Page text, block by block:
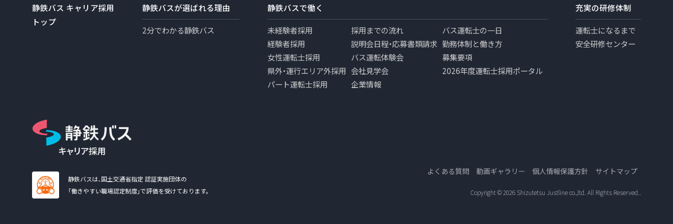
静鉄バス キャリア採用
トップ
静鉄バスが選ばれる理由
2分でわかる静鉄バス
静鉄バスで働く
未経験者採用
経験者採用
女性運転士採用
県外・運行エリア外採用
パート運転士採用
採用までの流れ
説明会日程・応募書類請求
バス運転体験会
会社見学会
企業情報
バス運転士の一日
勤務体制と働き方
募集要項
2026年度運転士採用ポータル
充実の研修体制
運転士になるまで
安全研修センター
静鉄バスは、国土交通省指定 認証実施団体の
「働きやすい職場認定制度」で評価を受けております。
よくある質問 動画ギャラリー 個人情報保護方針 サイトマップ
Copyright ©2026 Shizutetsu Justline co.,ltd. All Rights Reserved..